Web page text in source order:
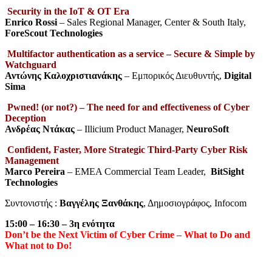
Security in the IoT & OT Era
Enrico Rossi – Sales Regional Manager, Center & South Italy,
ForeScout Technologies
Multifactor authentication as a service – Secure & Simple by
Watchguard
Αντώνης Καλοχριστιανάκης – Εμπορικός Διευθυντής, Digital
Sima
Pwned! (or not?) – The need for and effectiveness of Cyber
Deception
Ανδρέας Ντάκας – Illicium Product Manager, NeuroSoft
Confident, Faster, More Strategic Third-Party Cyber Risk
Management
Marco Pereira – EMEA Commercial Team Leader, BitSight
Technologies
Συντονιστής : Βαγγέλης Ξανθάκης, Δημοσιογράφος, Infocom
15:00 – 16:30 – 3η ενότητα
Don’t be the Next Victim of Cyber Crime – What to Do and
What not to Do!